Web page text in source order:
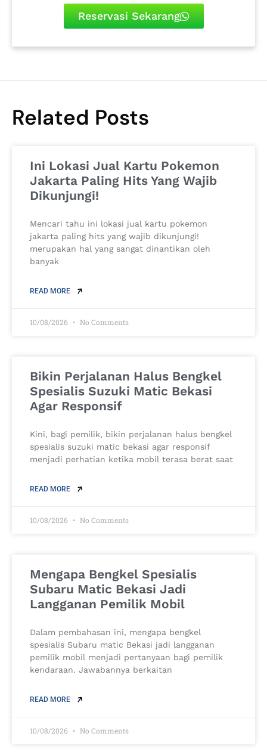
Reservasi Sekarang
Related Posts
Ini Lokasi Jual Kartu Pokemon
Jakarta Paling Hits Yang Wajib
Dikunjungi!
Mencari tahu ini lokasi jual kartu pokemon
jakarta paling hits yang wajib dikunjungi!
merupakan hal yang sangat dinantikan oleh
banyak
READ MORE
10/08/2026 No Comments
Bikin Perjalanan Halus Bengkel
Spesialis Suzuki Matic Bekasi
Agar Responsif
Kini, bagi pemilik, bikin perjalanan halus bengkel
spesialis suzuki matic bekasi agar responsif
menjadi perhatian ketika mobil terasa berat saat
READ MORE
10/08/2026 No Comments
Mengapa Bengkel Spesialis
Subaru Matic Bekasi Jadi
Langganan Pemilik Mobil
Dalam pembahasan ini, mengapa bengkel
spesialis Subaru matic Bekasi jadi langganan
pemilik mobil menjadi pertanyaan bagi pemilik
kendaraan. Jawabannya berkaitan
READ MORE
10/08/2026 No Comments